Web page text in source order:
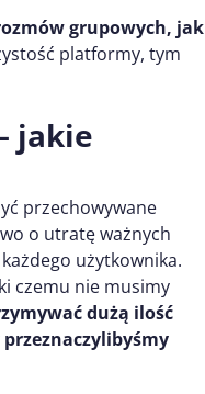
grupowych, jak
platformy, tym
jakie
przechowywane
o utratę ważnych
użytkownika.
czemu nie musimy
dużą ilość